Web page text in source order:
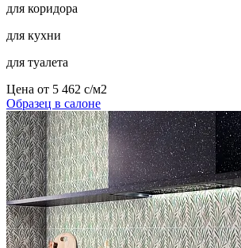
для коридора
для кухни
для туалета
Цена от 5 462 c/м2
Образец в салоне